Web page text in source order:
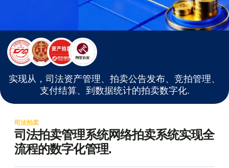
实现从，司法资产管理、拍卖公告发布、竞拍管理、
支付结算、到数据统计的拍卖数字化.
司法拍卖
司法拍卖管理系统网络拍卖系统实现全
流程的数字化管理.